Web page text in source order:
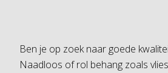
Ben je op zoek naar goede
Naadloos of rol behang zoals